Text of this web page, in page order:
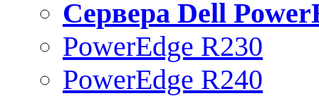
Сервера Dell
PowerEdge R230
PowerEdge R240